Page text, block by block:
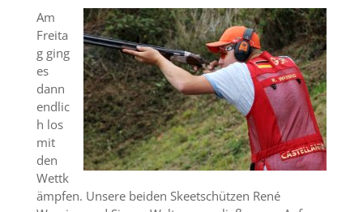
Am
Freita
g ging
es
dann
endlic
h los
mit
den
Wettk
ämpfen. Unsere beiden Skeetschützen René